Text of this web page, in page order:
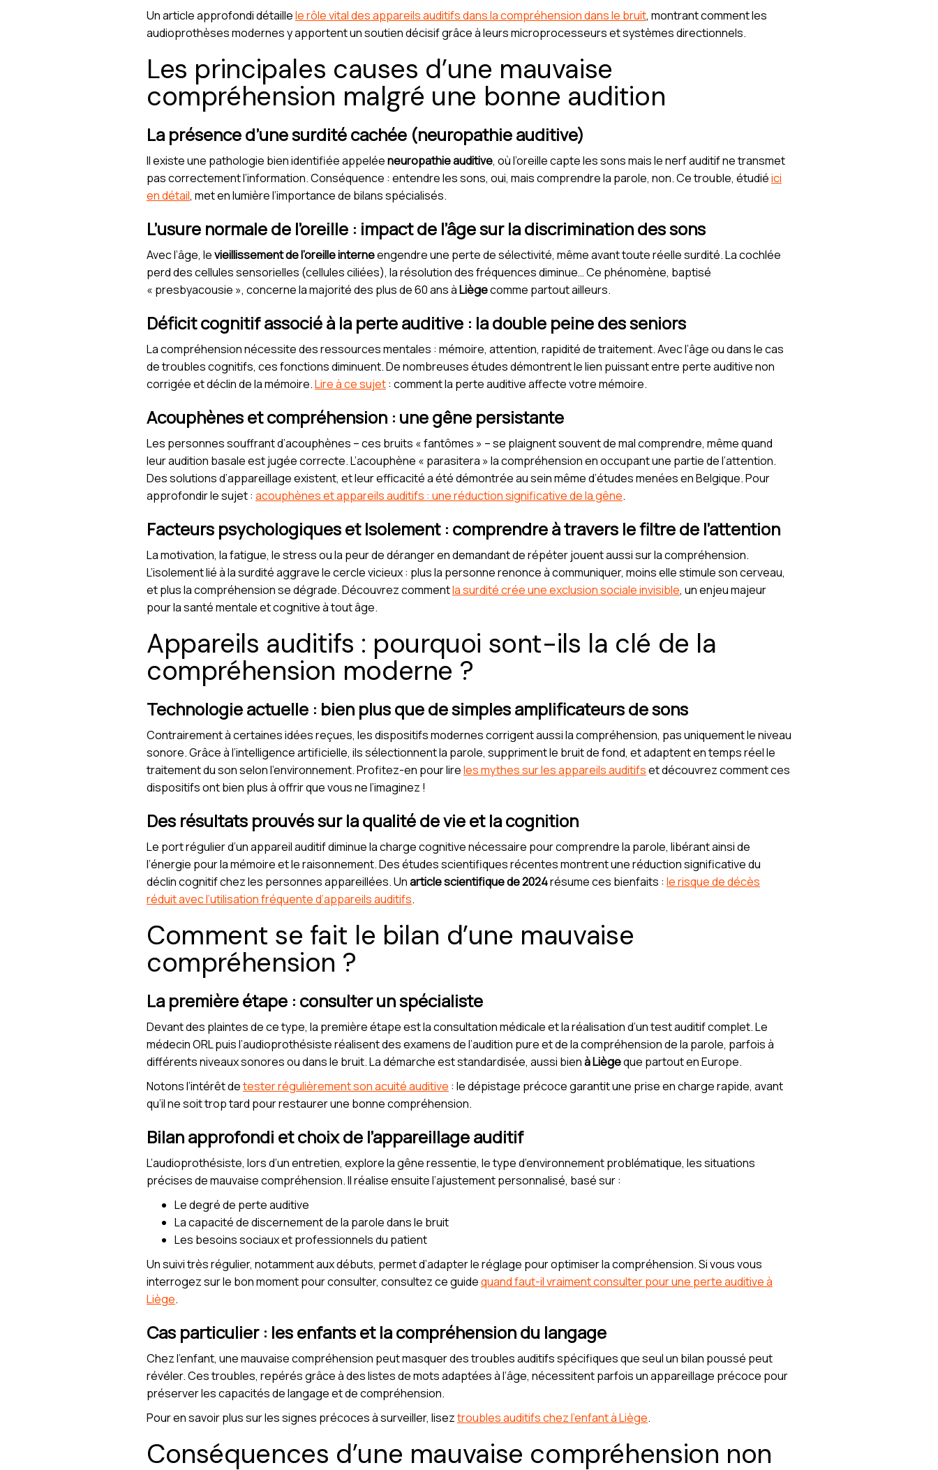
Un article approfondi détaillele rôle vital des appareils auditifs dans la compréhension dans le bruit, montrant comment les
audioprothèses modernes y apportent un soutien décisif grâce à leurs microprocesseurs et systèmes directionnels.
Les principales causes d’une mauvaise
compréhension malgré une bonne audition
La présence d’une surdité cachée (neuropathie auditive)
Il existe une pathologie bien identifiée appeléeneuropathie auditive, où l’oreille capte les sons mais le nerf auditif ne transmet
pas correctement l’information. Conséquence : entendre les sons, oui, mais comprendre la parole, non. Ce trouble, étudiéici
en détail, met en lumière l’importance de bilans spécialisés.
L’usure normale de l’oreille : impact de l’âge sur la discrimination des sons
Avec l’âge, levieillissement de l’oreille interneengendre une perte de sélectivité, même avant toute réelle surdité. La cochlée
perd des cellules sensorielles (cellules ciliées), la résolution des fréquences diminue… Ce phénomène, baptisé
« presbyacousie », concerne la majorité des plus de 60 ans àLiègecomme partout ailleurs.
Déficit cognitif associé à la perte auditive : la double peine des seniors
La compréhension nécessite des ressources mentales : mémoire, attention, rapidité de traitement. Avec l’âge ou dans le cas
de troubles cognitifs, ces fonctions diminuent. De nombreuses études démontrent le lien puissant entre perte auditive non
corrigée et déclin de la mémoire.Lire à ce sujet: comment la perte auditive affecte votre mémoire.
Acouphènes et compréhension : une gêne persistante
Les personnes souffrant d’acouphènes – ces bruits « fantômes » – se plaignent souvent de mal comprendre, même quand
leur audition basale est jugée correcte. L’acouphène « parasitera » la compréhension en occupant une partie de l’attention.
Des solutions d’appareillage existent, et leur efficacité a été démontrée au sein même d’études menées en Belgique. Pour
approfondir le sujet : acouphènes et appareils auditifs : une réduction significative de la gêne.
Facteurs psychologiques et Isolement : comprendre à travers le filtre de l’attention
La motivation, la fatigue, le stress ou la peur de déranger en demandant de répéter jouent aussi sur la compréhension.
L’isolement lié à la surdité aggrave le cercle vicieux : plus la personne renonce à communiquer, moins elle stimule son cerveau,
et plus la compréhension se dégrade. Découvrez commentla surdité crée une exclusion sociale invisible, un enjeu majeur
pour la santé mentale et cognitive à tout âge.
Appareils auditifs : pourquoi sont-ils la clé de la
compréhension moderne ?
Technologie actuelle : bien plus que de simples amplificateurs de sons
Contrairement à certaines idées reçues, les dispositifs modernes corrigent aussi la compréhension, pas uniquement le niveau
sonore. Grâce à l’intelligence artificielle, ils sélectionnent la parole, suppriment le bruit de fond, et adaptent en temps réel le
traitement du son selon l’environnement. Profitez-en pour lireles mythes sur les appareils auditifset découvrez comment ces
dispositifs ont bien plus à offrir que vous ne l’imaginez !
Des résultats prouvés sur la qualité de vie et la cognition
Le port régulier d’un appareil auditif diminue la charge cognitive nécessaire pour comprendre la parole, libérant ainsi de
l’énergie pour la mémoire et le raisonnement. Des études scientifiques récentes montrent une réduction significative du
déclin cognitif chez les personnes appareillées. Unarticle scientifique de 2024résume ces bienfaits : le risque de décès
réduit avec l’utilisation fréquente d’appareils auditifs.
Comment se fait le bilan d’une mauvaise
compréhension ?
La première étape : consulter un spécialiste
Devant des plaintes de ce type, la première étape est la consultation médicale et la réalisation d’un test auditif complet. Le
médecin ORL puis l’audioprothésiste réalisent des examens de l’audition pure et de la compréhension de la parole, parfois à
différents niveaux sonores ou dans le bruit. La démarche est standardisée, aussi bienà Liègeque partout en Europe.
Notons l’intérêt detester régulièrement son acuité auditive : le dépistage précoce garantit une prise en charge rapide, avant
qu’il ne soit trop tard pour restaurer une bonne compréhension.
Bilan approfondi et choix de l’appareillage auditif
L’audioprothésiste, lors d’un entretien, explore la gêne ressentie, le type d’environnement problématique, les situations
précises de mauvaise compréhension. Il réalise ensuite l’ajustement personnalisé, basé sur :
Le degré de perte auditive
La capacité de discernement de la parole dans le bruit
Les besoins sociaux et professionnels du patient
Un suivi très régulier, notamment aux débuts, permet d’adapter le réglage pour optimiser la compréhension. Si vous vous
interrogez sur le bon moment pour consulter, consultez ce guidequand faut-il vraiment consulter pour une perte auditive à
Liège.
Cas particulier : les enfants et la compréhension du langage
Chez l’enfant, une mauvaise compréhension peut masquer des troubles auditifs spécifiques que seul un bilan poussé peut
révéler. Ces troubles, repérés grâce à des listes de mots adaptées à l’âge, nécessitent parfois un appareillage précoce pour
préserver les capacités de langage et de compréhension.
Pour en savoir plus sur les signes précoces à surveiller, liseztroubles auditifs chez l’enfant à Liège.
Conséquences d’une mauvaise compréhension non